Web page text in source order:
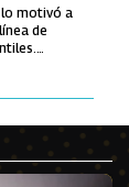
motivó a
de